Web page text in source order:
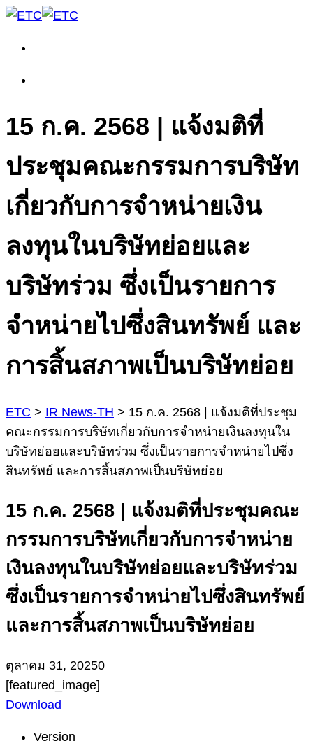
15 ก.ค. 2568 | แจ้งมติที่
ประชุมคณะกรรมการบริษัท
เกี่ยวกับการจำหน่ายเงิน
ลงทุนในบริษัทย่อยและ
บริษัทร่วม ซึ่งเป็นรายการ
จำหน่ายไปซึ่งสินทรัพย์ และ
การสิ้นสภาพเป็นบริษัทย่อย
ETC > IR News-TH > 15 ก.ค. 2568 | แจ้งมติที่ประชุม
คณะกรรมการบริษัทเกี่ยวกับการจำหน่ายเงินลงทุนใน
บริษัทย่อยและบริษัทร่วม ซึ่งเป็นรายการจำหน่ายไปซึ่ง
สินทรัพย์ และการสิ้นสภาพเป็นบริษัทย่อย
15 ก.ค. 2568 | แจ้งมติที่ประชุมคณะ
กรรมการบริษัทเกี่ยวกับการจำหน่าย
เงินลงทุนในบริษัทย่อยและบริษัทร่วม
ซึ่งเป็นรายการจำหน่ายไปซึ่งสินทรัพย์
และการสิ้นสภาพเป็นบริษัทย่อย
ตุลาคม 31, 20250
[featured_image]
Download
Version